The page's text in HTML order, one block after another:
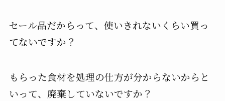
セール品だからって、使いきれないくらい買っ
てないですか？
もらった食材を処理の仕方が分からないからと
いって、廃棄していないですか？